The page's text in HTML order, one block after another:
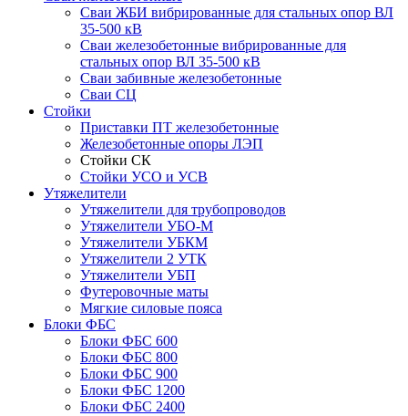
Сваи ЖБИ вибрированные для стальных опор ВЛ
35-500 кВ
Сваи железобетонные вибрированные для
стальных опор ВЛ 35-500 кВ
Сваи забивные железобетонные
Сваи СЦ
Стойки
Приставки ПТ железобетонные
Железобетонные опоры ЛЭП
Стойки СК
Стойки УСО и УСВ
Утяжелители
Утяжелители для трубопроводов
Утяжелители УБО-М
Утяжелители УБКМ
Утяжелители 2 УТК
Утяжелители УБП
Футеровочные маты
Мягкие силовые пояса
Блоки ФБС
Блоки ФБС 600
Блоки ФБС 800
Блоки ФБС 900
Блоки ФБС 1200
Блоки ФБС 2400